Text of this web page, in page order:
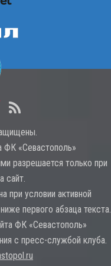
ФК «Севастополь»
разрешается только при
сайт.
при условии активной
первого абзаца текста.
ФК «Севастополь»
с пресс-службой клуба.